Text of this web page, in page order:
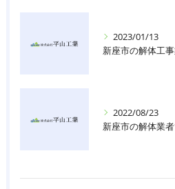
2023/01/13
2022/08/23